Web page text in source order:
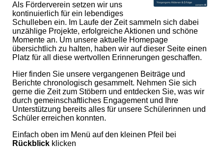
Als Förderverein setzen wir uns
kontinuierlich für ein lebendiges
Schulleben ein. Im Laufe der Zeit sammeln sich dabei
unzählige Projekte, erfolgreiche Aktionen und schöne
Momente an. Um unsere aktuelle Homepage
übersichtlich zu halten, haben wir auf dieser Seite einen
Platz für all diese wertvollen Erinnerungen geschaffen.
Hier finden Sie unsere vergangenen Beiträge und
Berichte chronologisch gesammelt. Nehmen Sie sich
gerne die Zeit zum Stöbern und entdecken Sie, was wir
durch gemeinschaftliches Engagement und Ihre
Unterstützung bereits alles für unsere Schülerinnen und
Schüler erreichen konnten.
Einfach oben im Menü auf den kleinen Pfeil bei
Rückblick klicken